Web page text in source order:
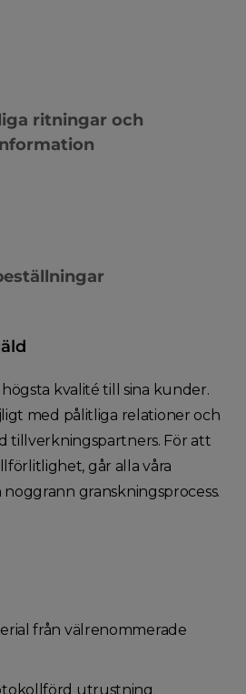
ritningar och
kvalité till sina kunder.
med pålitliga relationer och
tillverkningspartners. För att
går alla våra
granskningsprocess.
från välrenommerade
utrustning